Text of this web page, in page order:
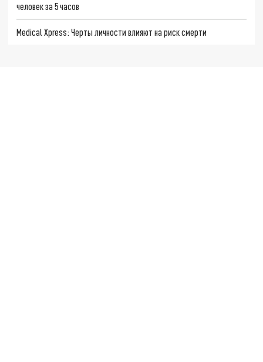
человек за 5 часов
Medical Xpress: Черты личности влияют на риск смерти